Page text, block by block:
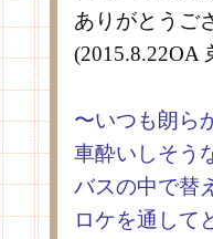
ありがとうご
(2015.8.22OA
〜いつも朗ら
車酔いしそう
バスの中で替
ロケを通して